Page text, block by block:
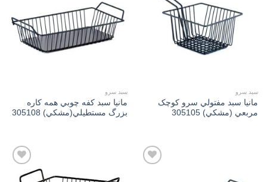
سبد سرو
مانیا سبد مفتولي سرو کوچک
مربعي (مشكي) 305105
wishlist
سبد سرو
مانیا سبد کفه چوبي همه کاره
بزرگ مستطیلي(مشكي) 305108